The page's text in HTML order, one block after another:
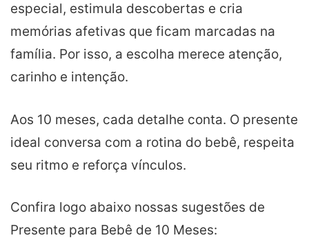
especial, estimula descobertas e cria
memórias afetivas que ficam marcadas na
família. Por isso, a escolha merece atenção,
carinho e intenção.
Aos 10 meses, cada detalhe conta. O presente
ideal conversa com a rotina do bebê, respeita
seu ritmo e reforça vínculos.
Confira logo abaixo nossas sugestões de
Presente para Bebê de 10 Meses: